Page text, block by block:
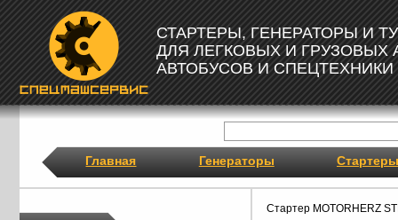
СТАРТЕРЫ, ГЕНЕРАТОРЫ И
ДЛЯ ЛЕГКОВЫХ И ГРУЗОВЫХ
АВТОБУСОВ И СПЕЦТЕХНИКИ
Главная Генераторы Стартеры
Стартер MOTORHERZ